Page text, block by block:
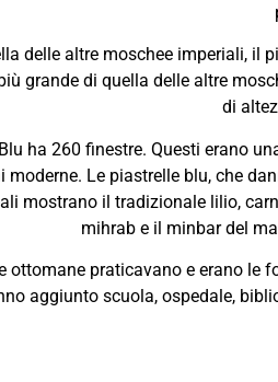
delle altre moschee imperiali, il
grande di quella delle altre
di
ha 260 finestre. Questi erano
moderne. Le piastrelle blu, che
mostrano il tradizionale lilio,
mihrab e il minbar del
ottomane praticavano e erano le
aggiunto scuola, ospedale,